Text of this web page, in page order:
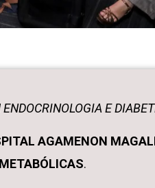
E
AGAMENON
.